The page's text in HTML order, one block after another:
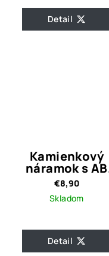
Detail
Kamienkový
náramok s AB
efektom Teria
€8,90
Skladom
Detail